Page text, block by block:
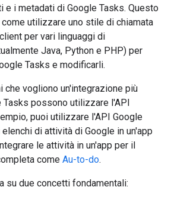
e i metadati di Google Tasks. Questo
utilizzare uno stile di chiamata
per vari linguaggi di
Java, Python e PHP) per
Tasks e modificarli.
vogliono un'integrazione più
Tasks possono utilizzare l'API
puoi utilizzare l'API Google
di attività di Google in un'app
le attività in un'app per il
come Au-to-do.
su due concetti fondamentali: